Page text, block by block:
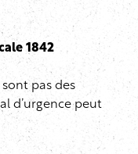
1842
pas des
d’urgence peut